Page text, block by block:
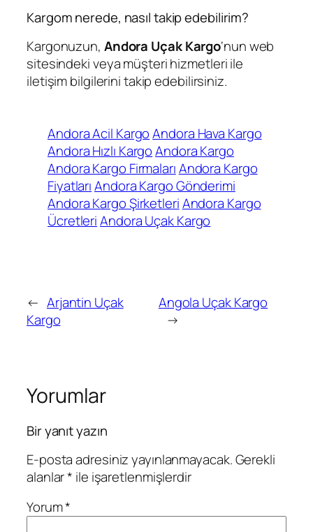
Kargom nerede, nasıl takip edebilirim?
Kargonuzun, Andora Uçak Kargo‘nun web
sitesindeki veya müşteri hizmetleri ile
iletişim bilgilerini takip edebilirsiniz.
Andora Acil Kargo Andora Hava Kargo
Andora Hızlı KargoAndora Kargo
Andora Kargo FirmalarıAndora Kargo
FiyatlarıAndora Kargo Gönderimi
Andora Kargo ŞirketleriAndora Kargo
ÜcretleriAndora Uçak Kargo
← Arjantin Uçak
Kargo
Angola Uçak Kargo
→
Yorumlar
Bir yanıt yazın
E-posta adresiniz yayınlanmayacak.Gerekli
alanlar* ile işaretlenmişlerdir
Yorum*